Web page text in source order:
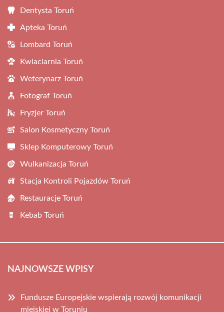
Dentysta Toruń
Apteka Toruń
Lombard Toruń
Kwiaciarnia Toruń
Weterynarz Toruń
Fotograf Toruń
Fryzjer Toruń
Salon Kosmetyczny Toruń
Sklep Komputerowy Toruń
Wulkanizacja Toruń
Stacja Kontroli Pojazdów Toruń
Restauracje Toruń
Kebab Toruń
NAJNOWSZE WPISY
Fundusze Europejskie wspierają rozwój komunikacji
miejskiej w Toruniu